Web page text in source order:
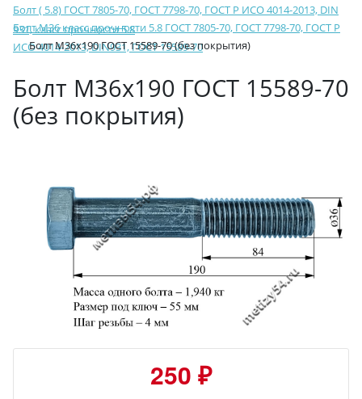
Болт ( 5.8) ГОСТ 7805-70, ГОСТ 7798-70, ГОСТ Р ИСО 4014-2013, DIN
931, класс прочности 5.8
Болт М36 класс прочности 5.8 ГОСТ 7805-70, ГОСТ 7798-70, ГОСТ Р
ИСО 4014-2013, DIN931, ГОСТ 15589-70
Болт М36х190 ГОСТ 15589-70 (без покрытия)
Болт М36х190 ГОСТ 15589-70
(без покрытия)
250 ₽